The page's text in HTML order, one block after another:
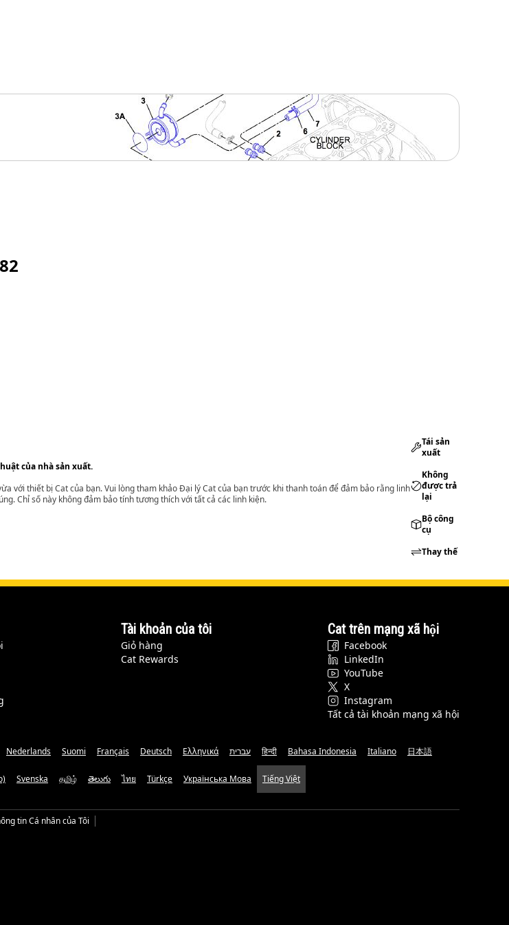
của nhà sản xuất.
với thiết bị Cat của bạn. Vui lòng tham khảo Đại lý Cat của bạn trước khi thanh toán để đảm bảo rằng linh
Chỉ số này không đảm bảo tính tương thích với tất cả các linh kiện.
Tái sản
xuất
Không
được trả
lại
Bộ công
cụ
Thay thế
Tài khoản của tôi
Giỏ hàng
Cat Rewards
Cat trên mạng xã hội
Facebook
LinkedIn
YouTube
X
Instagram
Tất cả tài khoản mạng xã hội
Nederlands Suomi Français Deutsch Ελληνικά עברית हिन्दी Bahasa Indonesia Italiano 日本語
Svenska தமிழ் తెలుగు ไทย Türkçe Українська Мова Tiếng Việt
tin Cá nhân của Tôi